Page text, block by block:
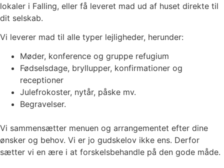
lokaler i Falling, eller få leveret mad ud af huset direkte til
dit selskab.
Vi leverer mad til alle typer lejligheder, herunder:
Møder, konference og gruppe refugium
Fødselsdage, bryllupper, konfirmationer og
receptioner
Julefrokoster, nytår, påske mv.
Begravelser.
Vi sammensætter menuen og arrangementet efter dine
ønsker og behov. Vi er jo gudskelov ikke ens. Derfor
sætter vi en ære i at forskelsbehandle på den gode måde.